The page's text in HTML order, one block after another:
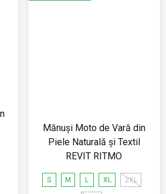
Mănuși Moto de Vară din
Piele Naturală și Textil
REVIT RITMO
S M L XL 2XL